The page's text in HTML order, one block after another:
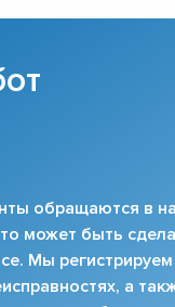
обращаются в
может быть
Мы
а